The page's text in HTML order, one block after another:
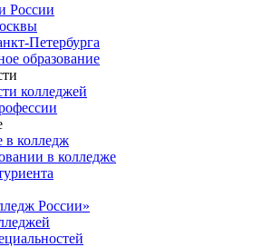
России
Петербурга
образование
колледжей
в колледж
в колледже
России»